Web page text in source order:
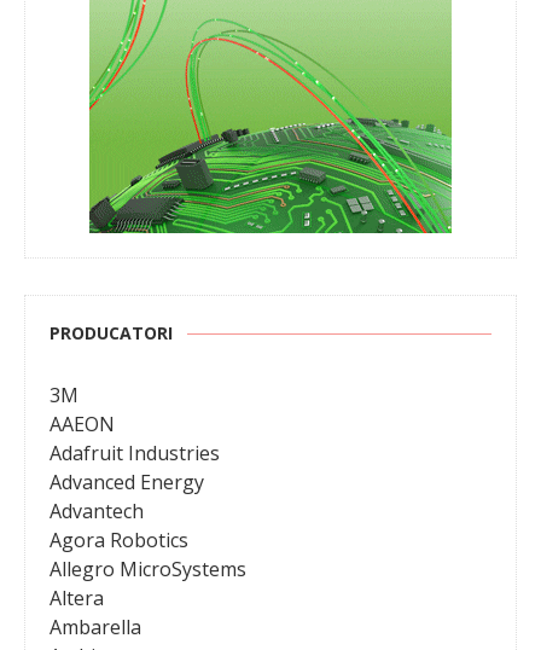
PRODUCATORI
3M
AAEON
Adafruit Industries
Advanced Energy
Advantech
Agora Robotics
Allegro MicroSystems
Altera
Ambarella